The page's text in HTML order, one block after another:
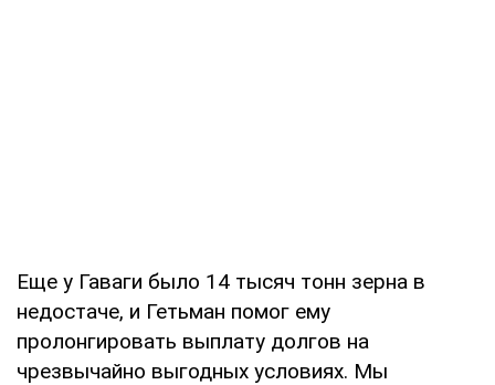
Еще у Гаваги было 14 тысяч тонн зерна в
недостаче, и Гетьман помог ему
пролонгировать выплату долгов на
чрезвычайно выгодных условиях. Мы